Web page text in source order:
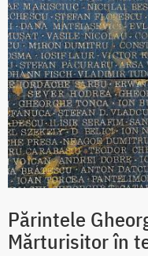
Părintele
Mărturisitor în